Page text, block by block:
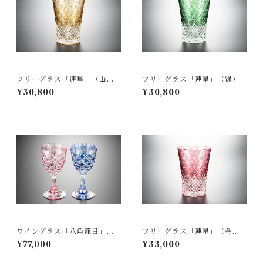
フリーグラス「連星」（山
吹）
¥30,800
フリーグラス「連星」（緑）
¥30,800
ワイングラス「八角籠目」
（ペア）
¥77,000
フリーグラス「連星」（金
赤）
¥33,000